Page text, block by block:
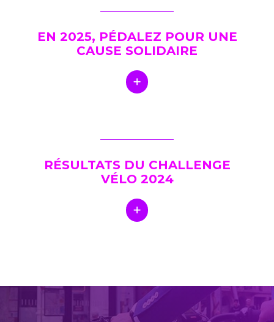
EN 2025, PÉDALEZ POUR UNE
CAUSE SOLIDAIRE
RÉSULTATS DU CHALLENGE
VÉLO 2024